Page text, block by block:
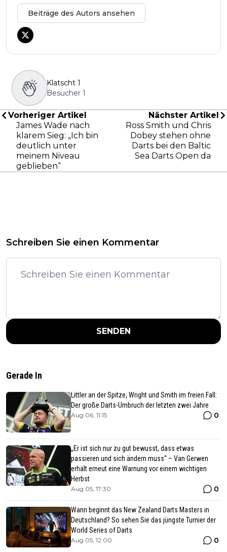
Beiträge des Autors ansehen
Klatscht 1
Besucher 1
Vorheriger Artikel
James Wade nach
klarem Sieg: „Ich bin
deutlich unter
meinem Niveau
geblieben“
Nächster Artikel
Ross Smith und Chris
Dobey stehen ohne
Darts bei den Baltic
Sea Darts Open da
Schreiben Sie einen Kommentar
SENDEN
Gerade In
Littler an der Spitze, Wright und Smith im freien Fall:
Der große Darts-Umbruch der letzten zwei Jahre
Aug 06, 11:15 0
„Er ist sich nur zu gut bewusst, dass etwas
passieren und sich ändern muss“ – Van Gerwen
erhält erneut eine Warnung vor einem wichtigen
Herbst
Aug 05, 17:30 0
Wann beginnt das New Zealand Darts Masters in
Deutschland? So sehen Sie das jüngste Turnier der
World Series of Darts
Aug 05, 12:00 0